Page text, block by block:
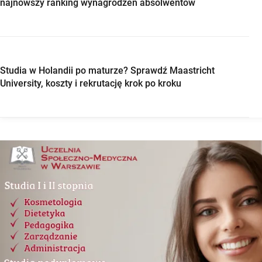
najnowszy ranking wynagrodzeń absolwentów
Studia w Holandii po maturze? Sprawdź Maastricht
University, koszty i rekrutację krok po kroku